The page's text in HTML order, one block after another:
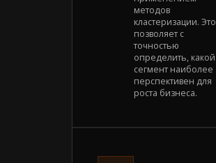
методов
кластеризации. Это
позволяет с
точностью
определить, какой
сегмент наиболее
перспективен для
роста бизнеса.